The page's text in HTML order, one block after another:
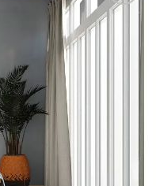
Toevoegen